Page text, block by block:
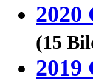
2020
(15
2019